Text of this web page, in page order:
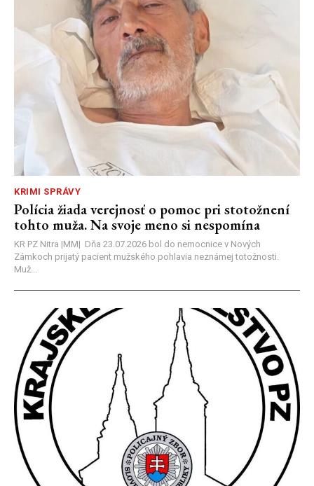
KRIMI SPRÁVY
Polícia žiada verejnosť o pomoc pri stotožnení
tohto muža. Na svoje meno si nespomína
KR PZ Nitra |MM| Dňa 23.07.2026 bol do nemocnice v Nových
Zámkoch prijatý pacient mužského pohlavia neznámej totožnosti.
Muž...